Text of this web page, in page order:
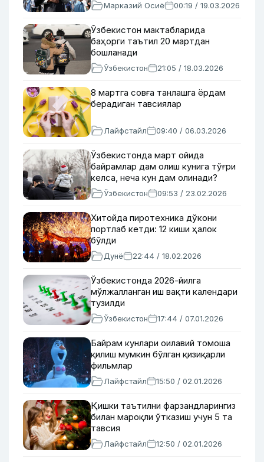
Марказий Осиё 00:19 / 19.03.2026
Ўзбекистон мактабларида
баҳорги таътил 20 мартдан
бошланади
Ўзбекистон 21:05 / 18.03.2026
8 мартга совға танлашга ёрдам
берадиган тавсиялар
Лайфстайл 09:40 / 06.03.2026
Ўзбекистонда март ойида
байрамлар дам олиш кунига тўғри
келса, неча кун дам олинади?
Ўзбекистон 09:53 / 23.02.2026
Хитойда пиротехника дўкони
портлаб кетди: 12 киши ҳалок
бўлди
Дунё 22:44 / 18.02.2026
Ўзбекистонда 2026-йилга
мўлжалланган иш вақти календари
тузилди
Ўзбекистон 17:44 / 07.01.2026
Байрам кунлари оилавий томоша
қилиш мумкин бўлган қизиқарли
фильмлар
Лайфстайл 15:50 / 02.01.2026
Қишки таътилни фарзандларингиз
билан мароқли ўтказиш учун 5 та
тавсия
Лайфстайл 12:50 / 02.01.2026